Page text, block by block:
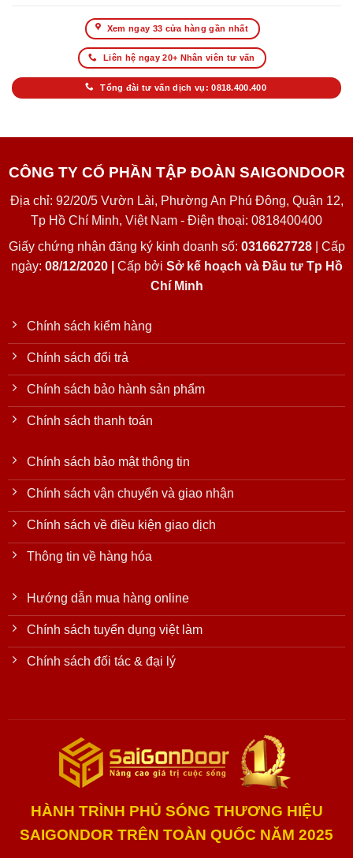
Xem ngay 33 cửa hàng gần nhất
Liên hệ ngay 20+ Nhân viên tư vấn
Tổng đài tư vấn dịch vụ: 0818.400.400
CÔNG TY CỔ PHẦN TẬP ĐOÀN SAIGONDOOR
Địa chỉ: 92/20/5 Vườn Lài, Phường An Phú Đông, Quận 12,
Tp Hồ Chí Minh, Việt Nam - Điện thoại: 0818400400
Giấy chứng nhận đăng ký kinh doanh số: 0316627728| Cấp
ngày: 08/12/2020 | Cấp bởi Sở kế hoạch và Đầu tư Tp Hồ
Chí Minh
Chính sách kiểm hàng
Chính sách đổi trả
Chính sách bảo hành sản phẩm
Chính sách thanh toán
Chính sách bảo mật thông tin
Chính sách vận chuyển và giao nhận
Chính sách về điều kiện giao dịch
Thông tin về hàng hóa
Hướng dẫn mua hàng online
Chính sách tuyển dụng việt làm
Chính sách đối tác & đại lý
HÀNH TRÌNH PHỦ SÓNG THƯƠNG HIỆU
SAIGONDOR TRÊN TOÀN QUỐC NĂM 2025